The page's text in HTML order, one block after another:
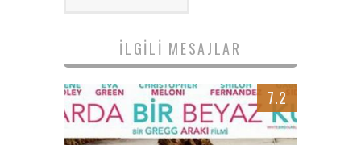
İLGILI MESAJLAR
7.2